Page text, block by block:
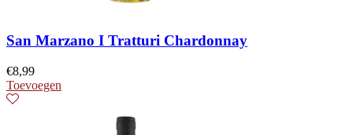
San Marzano I Tratturi Chardonnay
€8,99
Toevoegen